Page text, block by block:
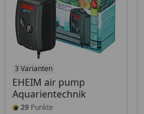
3 Varianten
EHEIM air pump
Aquarientechnik
29 Punkte